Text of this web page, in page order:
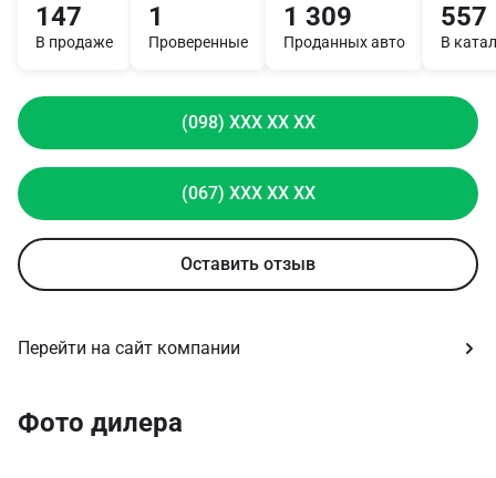
147
В продаже
1
Проверенные
1 309
Проданных авто
557
В
(098) XXX XX XX
(067) XXX XX XX
Оставить отзыв
Перейти на сайт компании
Фото дилера